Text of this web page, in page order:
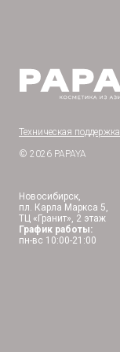
Техническая поддержка
© 2026 PAPAYA
Новосибирск,
пл. Карла Маркса 5,
ТЦ «Гранит», 2 этаж
График работы:
пн-вс 10:00-21:00